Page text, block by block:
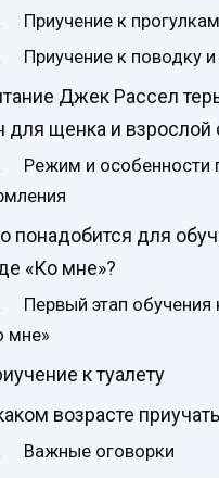
Приучение к прогулкам
Приучение к поводку
Джек Рассел
для щенка и взрослой
Режим и особенности
понадобится для
«Ко мне»?
Первый этап
мне»
к туалету
возрасте
Важные оговорки